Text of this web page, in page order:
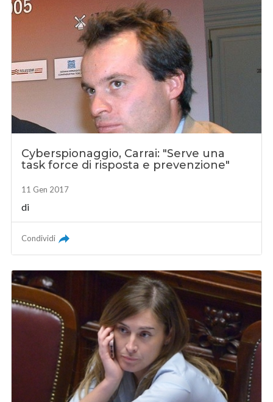
Cyberspionaggio, Carrai: "Serve una
task force di risposta e prevenzione"
11 Gen 2017
di
Condividi